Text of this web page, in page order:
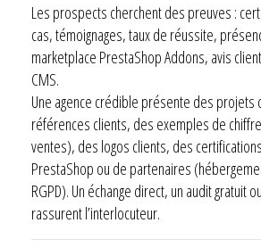
Les prospects cherchent des preuves :
cas, témoignages, taux de réussite,
marketplace PrestaShop Addons, avis
CMS.
Une agence crédible présente des projets
références clients, des exemples de
ventes), des logos clients, des
PrestaShop ou de partenaires
RGPD). Un échange direct, un audit gratuit
rassurent l’interlocuteur.